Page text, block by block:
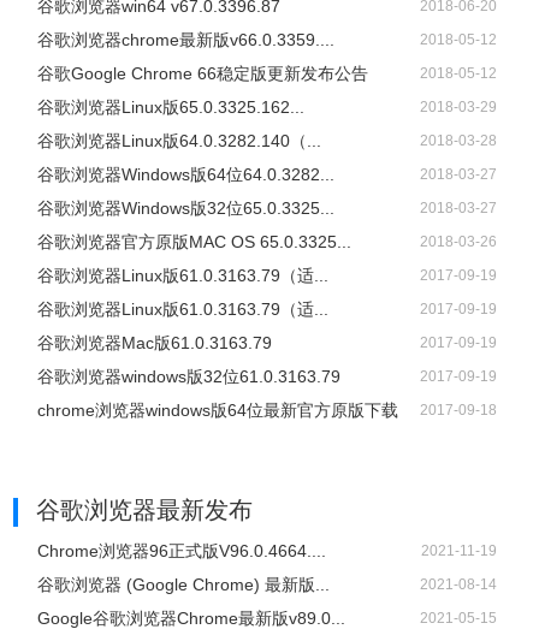
谷歌浏览器win64 v67.0.3396.87 2018-06-20
谷歌浏览器chrome最新版v66.0.3359.... 2018-05-12
谷歌Google Chrome 66稳定版更新发布公告 2018-05-12
谷歌浏览器Linux版65.0.3325.162... 2018-03-29
谷歌浏览器Linux版64.0.3282.140（... 2018-03-28
谷歌浏览器Windows版64位64.0.3282... 2018-03-27
谷歌浏览器Windows版32位65.0.3325... 2018-03-27
谷歌浏览器官方原版MAC OS 65.0.3325... 2018-03-26
谷歌浏览器Linux版61.0.3163.79（适... 2017-09-19
谷歌浏览器Linux版61.0.3163.79（适... 2017-09-19
谷歌浏览器Mac版61.0.3163.79 2017-09-19
谷歌浏览器windows版32位61.0.3163.79 2017-09-19
chrome浏览器windows版64位最新官方原版下载 2017-09-18
谷歌浏览器最新发布
Chrome浏览器96正式版V96.0.4664.... 2021-11-19
谷歌浏览器 (Google Chrome) 最新版... 2021-08-14
Google谷歌浏览器Chrome最新版v89.0... 2021-05-15